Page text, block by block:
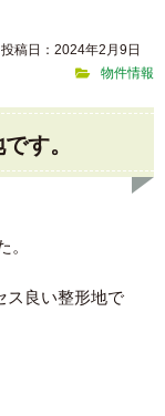
投稿日：2024年2月9日
物件情報
す。
。
ス良い整形地で